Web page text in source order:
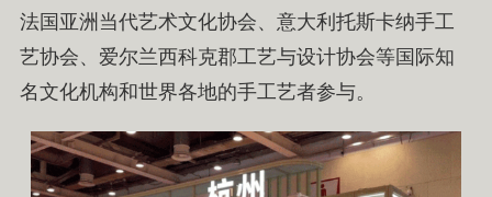
法国亚洲当代艺术文化协会、意大利托斯卡纳手工
艺协会、爱尔兰西科克郡工艺与设计协会等国际知
名文化机构和世界各地的手工艺者参与。